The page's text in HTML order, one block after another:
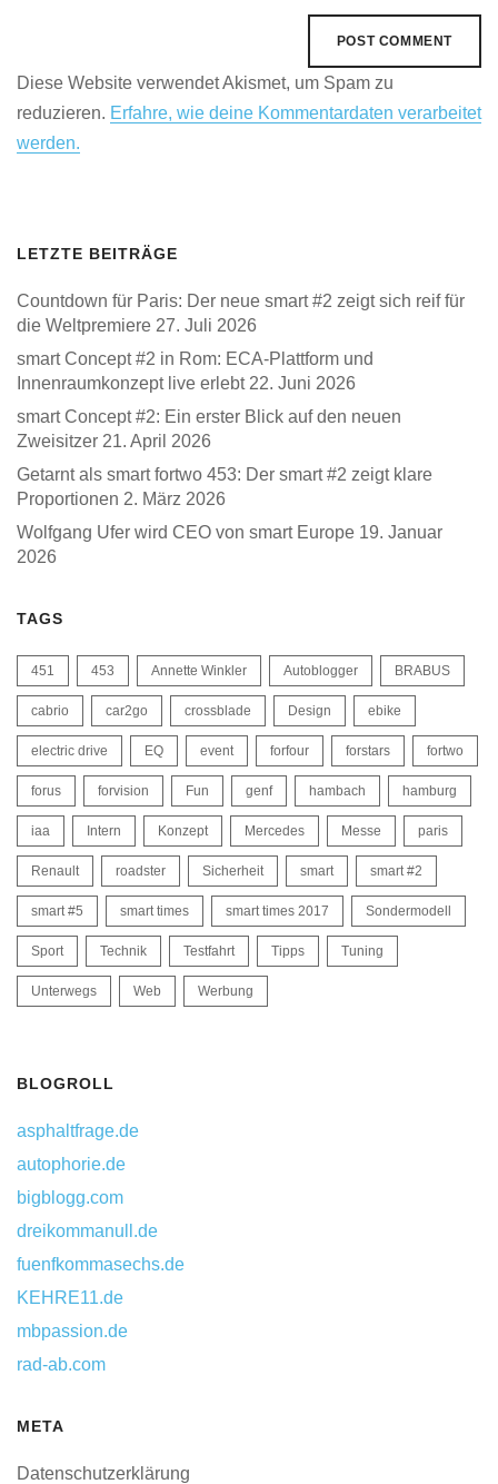
Diese Website verwendet Akismet, um Spam zu
reduzieren. Erfahre, wie deine Kommentardaten verarbeitet
werden.
LETZTE BEITRÄGE
Countdown für Paris: Der neue smart #2 zeigt sich reif für
die Weltpremiere 27. Juli 2026
smart Concept #2 in Rom: ECA-Plattform und
Innenraumkonzept live erlebt 22. Juni 2026
smart Concept #2: Ein erster Blick auf den neuen
Zweisitzer 21. April 2026
Getarnt als smart fortwo 453: Der smart #2 zeigt klare
Proportionen 2. März 2026
Wolfgang Ufer wird CEO von smart Europe 19. Januar
2026
TAGS
451 453 Annette Winkler Autoblogger BRABUS
cabrio car2go crossblade Design ebike
electric drive EQ event forfour forstars fortwo
forus forvision Fun genf hambach hamburg
iaa Intern Konzept Mercedes Messe paris
Renault roadster Sicherheit smart smart #2
smart #5 smart times smart times 2017 Sondermodell
Sport Technik Testfahrt Tipps Tuning
Unterwegs Web Werbung
BLOGROLL
asphaltfrage.de
autophorie.de
bigblogg.com
dreikommanull.de
fuenfkommasechs.de
KEHRE11.de
mbpassion.de
rad-ab.com
META
Datenschutzerklärung